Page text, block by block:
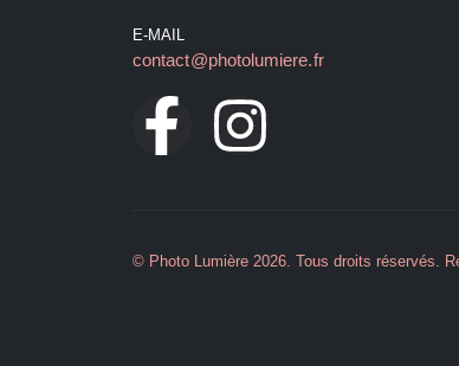
E-MAIL
contact@photolumiere.fr
© Photo Lumière 2026. Tous droits réservés.